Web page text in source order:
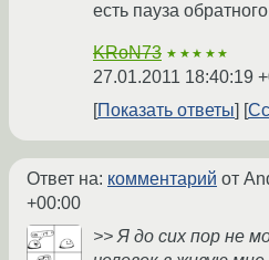
есть пауза
KRoN73 ★★★★★
27.01.2011 18:40:19
Показать ответы
Ответ на: комментарий от
+00:00
>> Я до сих пор не